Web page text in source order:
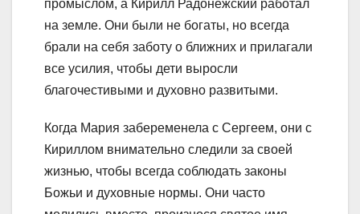
промыслом, а Кирилл Радонежский работал
на земле. Они были не богаты, но всегда
брали на себя заботу о ближних и прилагали
все усилия, чтобы дети выросли
благочестивыми и духовно развитыми.
Когда Мария забеременела с Сергеем, они с
Кириллом внимательно следили за своей
жизнью, чтобы всегда соблюдать законы
Божьи и духовные нормы. Они часто